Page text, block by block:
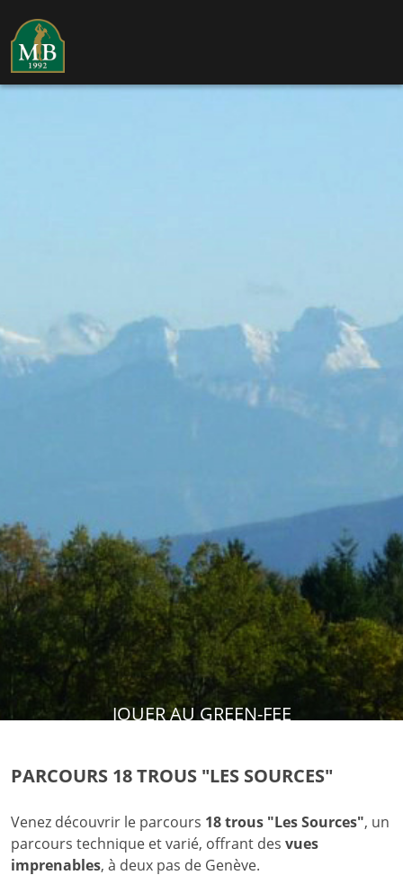
JOUER AU GREEN-FEE
PARCOURS 18 TROUS "LES SOURCES"
Venez découvrir le parcours 18 trous "Les Sources", un
parcours technique et varié, offrant des vues
imprenables, à deux pas de Genève.